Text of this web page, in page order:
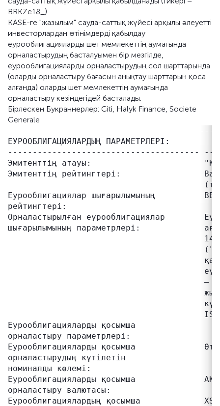
BRKZe18_).
KASE-ге "жазылым" сауда-саттық жүйесі арқылы әлеуетті
инвесторлардан өтінімдерді қабылдау
еурооблигацияларды шет мемлекеттің аумағында
орналастырудың басталуымен бір мезгілде,
еурооблигацияларды орналастырудың сол шарттарында
(оларды орналастыру бағасын анықтау шарттарын қоса
алғанда) оларды шет мемлекеттің аумағында
орналастыру кезіндегідей басталады.
Бірлескен Букраннерлер: Citi, Halyk Finance, Societe
Generale
ЕУРООБЛИГАЦИЯЛАРДЫҢ ПАРАМЕТРЛЕРІ:
---------------------------------------
Эмитенттің атауы:
Эмитенттің рейтингтері:
Еурооблигациялар шығарылымының
рейтингтері:
Орналастырылған еурооблигациялар
шығарылымының параметрлері:
–
Еурооблигацияларды қосымша
орналастыру параметрлері:
Еурооблигацияларды қосымша
орналастырудың күтілетін
номиналды көлемі:
Еурооблигацияларды қосымша              АҚШ
орналастыру валютасы:
Еурооблигациялардың қосымша